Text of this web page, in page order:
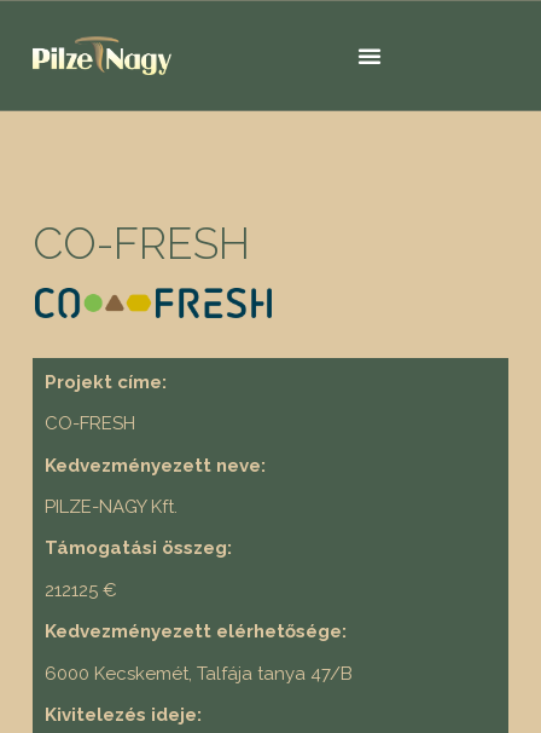
CO-FRESH
Projekt címe:
CO-FRESH
Kedvezményezett neve:
PILZE-NAGY Kft.
Támogatási összeg:
212125 €
Kedvezményezett elérhetősége:
6000 Kecskemét, Talfája tanya 47/B
Kivitelezés ideje: